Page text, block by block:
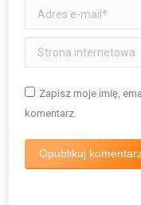
Adres e-mail *
Strona internetowa
Zapisz moje imię,
komentarz.
Opublikuj